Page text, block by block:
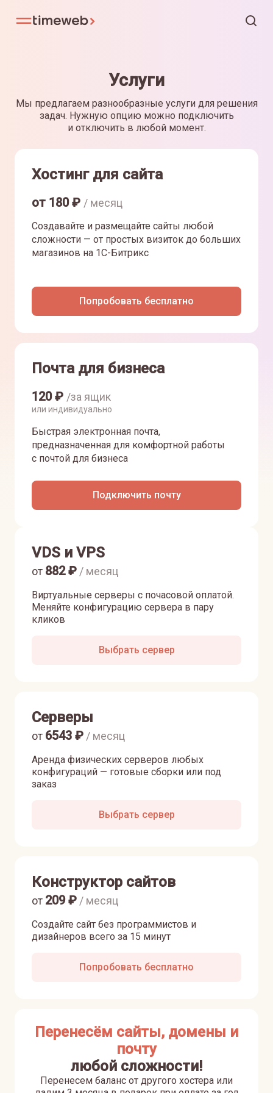
Услуги
Мы предлагаем разнообразные услуги для решения
задач. Нужную опцию можно подключить
и отключить в любой момент.
Хостинг для сайта
от 180₽ / месяц
Создавайте и размещайте сайты любой
сложности — от простых визиток до больших
магазинов на 1С-Битрикс
Попробовать бесплатно
Почта для бизнеса
120₽ /за ящик
или индивидуально
Быстрая электронная почта,
предназначенная для комфортной работы
с почтой для бизнеса
Подключить почту
VDS и VPS
Виртуальные серверы с почасовой оплатой.
Меняйте конфигурацию сервера в пару
кликов
от 882₽ / месяц
Выбрать сервер
Серверы
Аренда физических серверов любых
конфигураций — готовые сборки или под
заказ
от 6543 ₽ / месяц
Выбрать сервер
Конструктор сайтов
Создайте сайт без программистов и
дизайнеров всего за 15 минут
от 209₽ / месяц
Попробовать бесплатно
Перенесём сайты, домены и
почту
любой сложности!
Перенесем баланс от другого хостера или